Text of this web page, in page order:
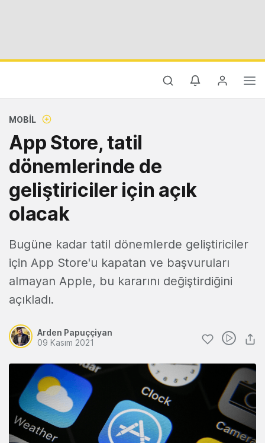
MOBIL
App Store, tatil
dönemlerinde de
geliştiriciler için açık
olacak
Bugüne kadar tatil dönemlerde geliştiriciler
için App Store'u kapatan ve başvuruları
almayan Apple, bu kararını değiştirdiğini
açıkladı.
Arden Papuççiyan
09 Kasım 2021